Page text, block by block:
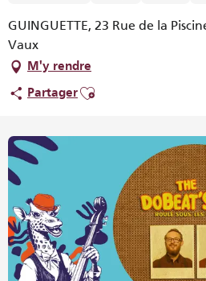
GUINGUETTE, 23 Rue de la
Vaux
M'y rendre
PartagerAjouter aux favoris